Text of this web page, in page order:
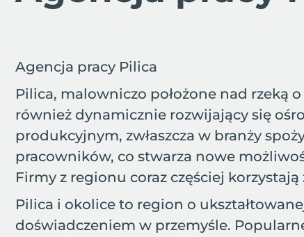
Agencja pracy Pilica
Pilica, malowniczo położone nad rzeką
również dynamicznie rozwijający się
produkcyjnym, zwłaszcza w branży
pracowników, co stwarza nowe
Firmy z regionu coraz częściej
Pilica i okolice to region o
doświadczeniem w przemyśle.